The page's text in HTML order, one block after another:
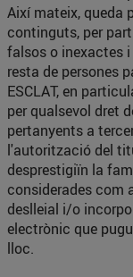
Així mateix, queda
continguts, per
falsos o inexactes
resta de persones
ESCLAT, en
per qualsevol dret
pertanyents a
l'autorització del
desprestigiïn la
considerades com
deslleial i/o
electrònic que
lloc.